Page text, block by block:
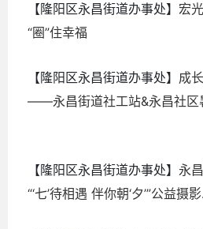
【隆阳区永昌街道办事处】 宏
“圈”住幸福
【隆阳区永昌街道办事处】 成
——永昌街道社工站&永昌社区
【隆阳区永昌街道办事处】 永
“‘七’待相遇 伴你朝‘夕’”公益摄